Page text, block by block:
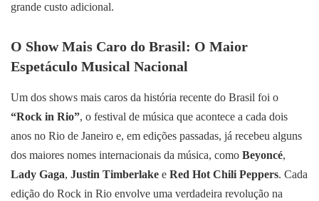
grande custo adicional.
O Show Mais Caro do Brasil: O Maior
Espetáculo Musical Nacional
Um dos shows mais caros da história recente do Brasil foi o
“Rock in Rio”, o festival de música que acontece a cada dois
anos no Rio de Janeiro e, em edições passadas, já recebeu alguns
dos maiores nomes internacionais da música, como Beyoncé,
Lady Gaga, Justin Timberlake e Red Hot Chili Peppers. Cada
edição do Rock in Rio envolve uma verdadeira revolução na